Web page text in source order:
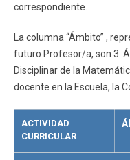
correspondiente.
La columna “Ámbito” ,
futuro Profesor/a, son 3:
Disciplinar de la
docente en la Escuela, la
ACTIVIDAD
CURRICULAR